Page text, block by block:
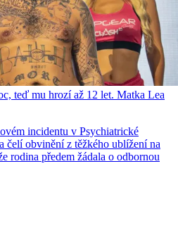
teď mu hrozí až 12 let. Matka Lea
incidentu v Psychiatrické
čelí obvinění z těžkého ublížení na
rodina předem žádala o odbornou